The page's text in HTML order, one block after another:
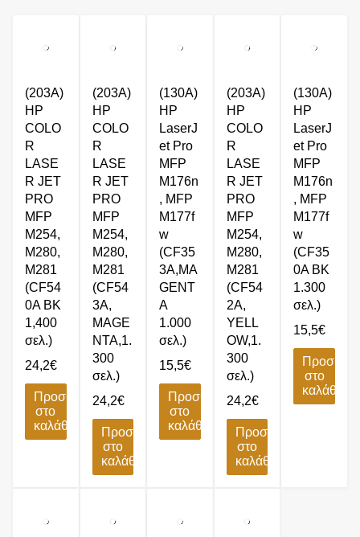
(203A)
HP
COLO
R
LASE
R JET
PRO
MFP
M254,
M280,
M281
(CF54
0A BK
1,400
σελ.)
24,2€
Προσθήκη
στο
καλάθι
(203A)
HP
COLO
R
LASE
R JET
PRO
MFP
M254,
M280,
M281
(CF54
3A,
MAGE
NTA,1.
300
σελ.)
24,2€
Προσθήκη
στο
καλάθι
(130A)
HP
LaserJ
et Pro
MFP
M176n
, MFP
M177f
w
(CF35
3A,MA
GENT
A
1.000
σελ.)
15,5€
Προσθήκη
στο
καλάθι
(203A)
HP
COLO
R
LASE
R JET
PRO
MFP
M254,
M280,
M281
(CF54
2A,
YELL
OW,1.
300
σελ.)
24,2€
Προσθήκη
στο
καλάθι
(130A)
HP
LaserJ
et Pro
MFP
M176n
, MFP
M177f
w
(CF35
0A BK
1.300
σελ.)
15,5€
στο
καλάθι